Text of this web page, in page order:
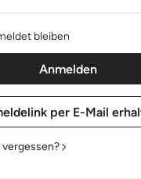
bleiben
vergessen?